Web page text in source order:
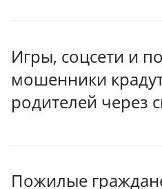
Игры, соцсети и
мошенники
родителей через
Пожилые